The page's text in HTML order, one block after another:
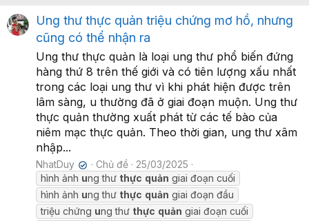
Ung thư thực quản triệu chứng mơ hồ, nhưng
cũng có thể nhận ra
Ung thư thực quản là loại ung thư phổ biến đứng
hàng thứ 8 trên thế giới và có tiên lượng xấu nhất
trong các loại ung thư vì khi phát hiện được trên
lâm sàng, u thường đã ở giai đoạn muộn. Ung thư
thực quản thường xuất phát từ các tế bào của
niêm mạc thực quản. Theo thời gian, ung thư xâm
nhập...
NhatDuy ✔ Chủ đề
25/03/2025
hình ảnh ung thư thực quản giai đoạn cuối
hình ảnh ung thư thực quản giai đoạn đầu
triệu chứng ung thư thực quản giai đoạn cuối